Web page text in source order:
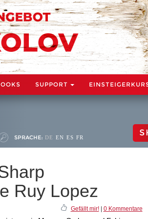
SUPPORT
SPRACHE: DE EN ES FR
Ruy Lopez
Gefällt mir!| 0 Kommentare